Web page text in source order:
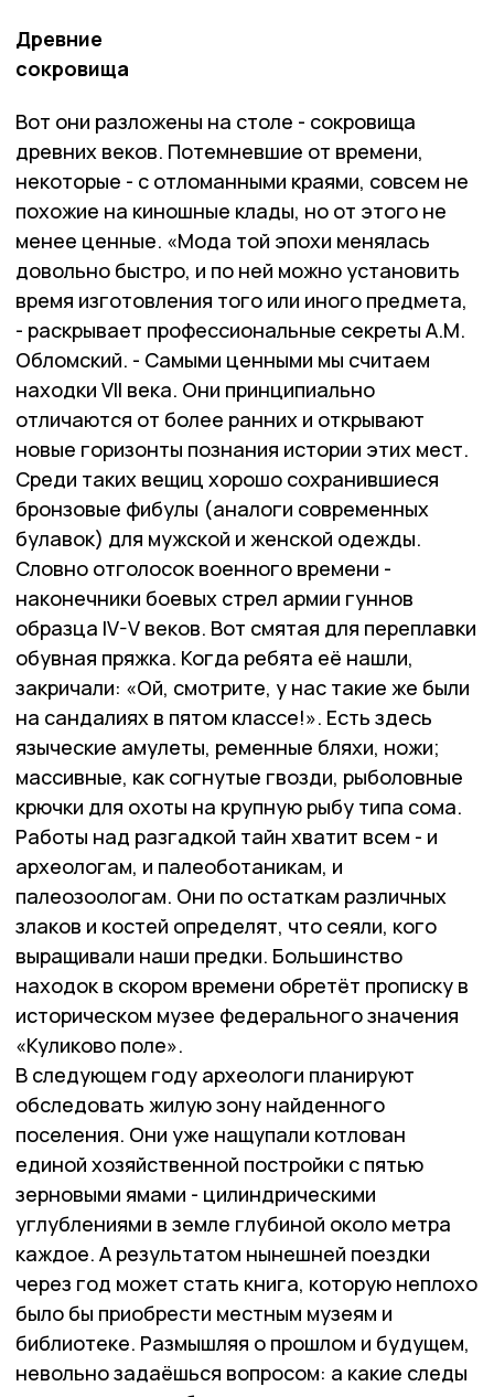
Древние
сокровища
Вот они разложены на столе - сокровища
древних веков. Потемневшие от времени,
некоторые - с отломанными краями, совсем не
похожие на киношные клады, но от этого не
менее ценные. «Мода той эпохи менялась
довольно быстро, и по ней можно установить
время изготовления того или иного предмета,
- раскрывает профессиональные секреты А.М.
Обломский. - Самыми ценными мы считаем
находки VII века. Они принципиально
отличаются от более ранних и открывают
новые горизонты познания истории этих мест.
Среди таких вещиц хорошо сохранившиеся
бронзовые фибулы (аналоги современных
булавок) для мужской и женской одежды.
Словно отголосок военного времени -
наконечники боевых стрел армии гуннов
образца IV-V веков. Вот смятая для переплавки
обувная пряжка. Когда ребята её нашли,
закричали: «Ой, смотрите, у нас такие же были
на сандалиях в пятом классе!». Есть здесь
языческие амулеты, ременные бляхи, ножи;
массивные, как согнутые гвозди, рыболовные
крючки для охоты на крупную рыбу типа сома.
Работы над разгадкой тайн хватит всем - и
археологам, и палеоботаникам, и
палеозоологам. Они по остаткам различных
злаков и костей определят, что сеяли, кого
выращивали наши предки. Большинство
находок в скором времени обретёт прописку в
историческом музее федерального значения
«Куликово поле».
В следующем году археологи планируют
обследовать жилую зону найденного
поселения. Они уже нащупали котлован
единой хозяйственной постройки с пятью
зерновыми ямами - цилиндрическими
углублениями в земле глубиной около метра
каждое. А результатом нынешней поездки
через год может стать книга, которую неплохо
было бы приобрести местным музеям и
библиотеке. Размышляя о прошлом и будущем,
невольно задаёшься вопросом: а какие следы